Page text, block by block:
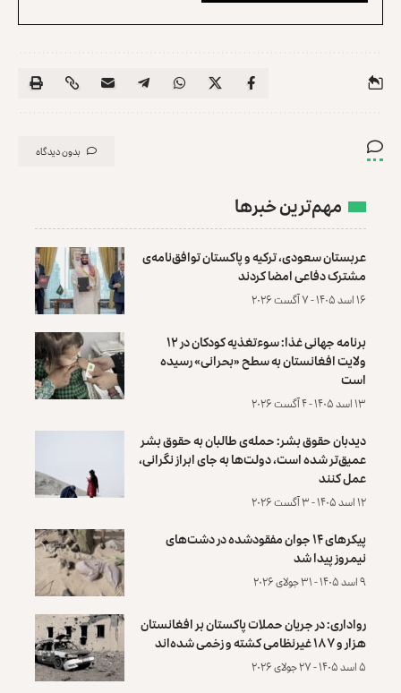
بدون دیدگاه
مهم‌ترین خبرها
عربستان سعودی، ترکیه و پاکستان توافق‌نامه‌ی
مشترک دفاعی امضا کردند
۱۶ اسد ۱۴۰۵ - ۷ آگست ۲۰۲۶
برنامه جهانی غذا: سوءتغذیه کودکان در ۱۲
ولایت افغانستان به سطح «بحرانی» رسیده
است
۱۳ اسد ۱۴۰۵ - ۴ آگست ۲۰۲۶
دیدبان حقوق بشر: حمله‌ی طالبان به حقوق بشر
عمیق‌تر شده است، دولت‌ها به جای ابراز نگرانی،
عمل کنند
۱۲ اسد ۱۴۰۵ - ۳ آگست ۲۰۲۶
پیکرهای ۱۴ جوان مفقودشده در دشت‌های
نیمروز پیدا شد
۹ اسد ۱۴۰۵ - ۳۱ جولای ۲۰۲۶
رواداری: در جریان حملات پاکستان بر افغانستان
هزار و ۱۸۷ غیرنظامی کشته و زخمی شده‌اند
۵ اسد ۱۴۰۵ - ۲۷ جولای ۲۰۲۶